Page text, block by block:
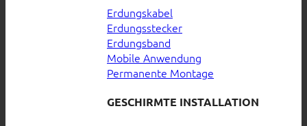
Erdungskabel
Erdungsstecker
Erdungsband
Mobile Anwendung
Permanente Montage
GESCHIRMTE INSTALLATION